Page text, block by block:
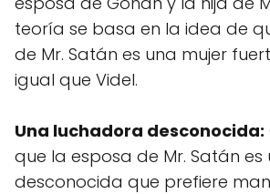
teoría se basa en la idea de
de Mr. Satán es una mujer
igual que Videl.
Una luchadora desconocida:
que la esposa de Mr. Satán
desconocida que prefiere